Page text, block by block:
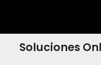
INICIOSoluciones